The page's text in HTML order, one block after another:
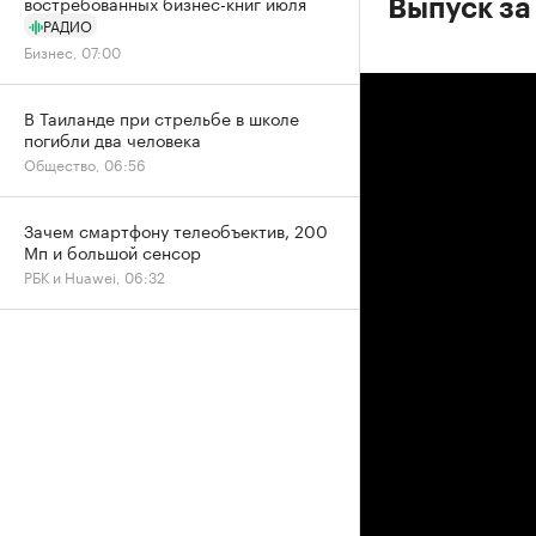
Выпуск
РАДИО
Бизнес, 07:00
В Таиланде при стрельбе в школе
погибли два человека
Общество, 06:56
Зачем смартфону телеобъектив, 200
Мп и большой сенсор
РБК и Huawei, 06:32